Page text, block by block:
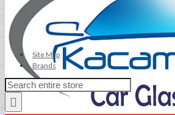
Site Map
Brands